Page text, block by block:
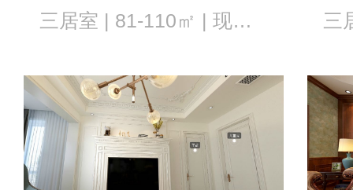
三居室 | 81-110㎡ | 现代风格